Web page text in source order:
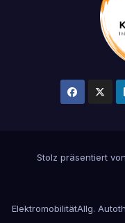
Stolz präsentiert
ElektromobilitätAllg.